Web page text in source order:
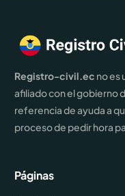
Registro-civil.ec no es
afiliado con el gobierno
referencia de ayuda a
proceso de pedir hora
Páginas